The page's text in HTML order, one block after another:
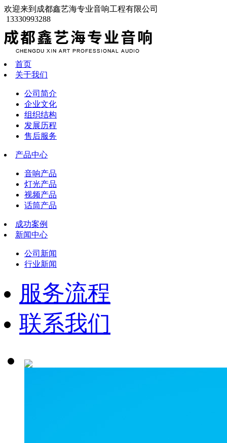
欢迎来到成都鑫艺海专业音响工程有限公司
13330993288
首页
关于我们
公司简介
企业文化
组织结构
发展历程
售后服务
产品中心
音响产品
灯光产品
视频产品
话筒产品
成功案例
新闻中心
公司新闻
行业新闻
服务流程
联系我们